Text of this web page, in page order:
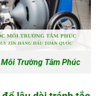
Môi Trường Tâm Phúc